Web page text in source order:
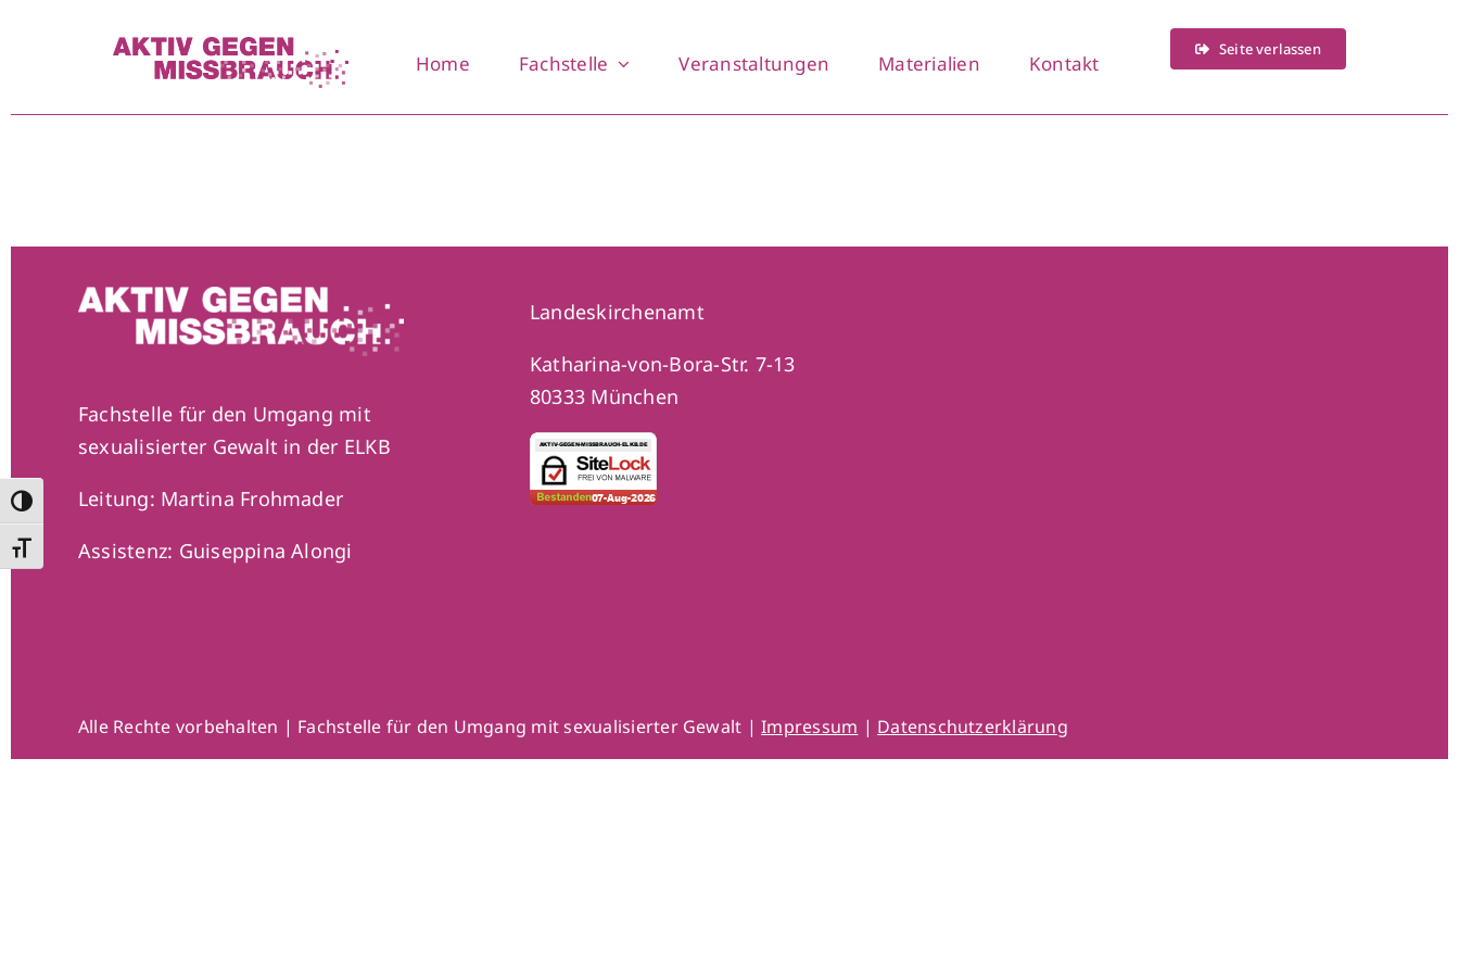
Umschalten auf hohe Kontraste
Schrift vergrößern
Home Fachstelle Veranstaltungen Materialien Kontakt
Seite verlassen
Fachstelle für den Umgang mit
sexualisierter Gewalt in der ELKB
Leitung: Martina Frohmader
Assistenz: Guiseppina Alongi
Landeskirchenamt
Katharina-von-Bora-Str. 7-13
80333 München
Alle Rechte vorbehalten | Fachstelle für den Umgang mit sexualisierter Gewalt |Impressum | Datenschutzerklärung